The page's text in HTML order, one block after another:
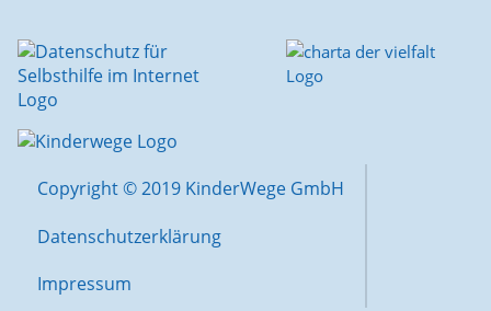
Copyright © 2019 KinderWege GmbH
Datenschutzerklärung
Impressum